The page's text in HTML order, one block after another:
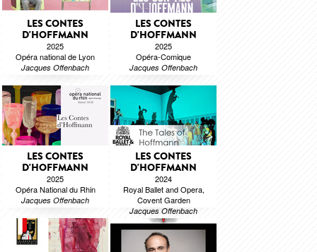
LES CONTES
D'HOFFMANN
2025
Opéra national de Lyon
Jacques Offenbach
LES CONTES
D'HOFFMANN
2025
Opéra-Comique
Jacques Offenbach
LES CONTES
D'HOFFMANN
2025
Opéra National du Rhin
Jacques Offenbach
LES CONTES
D'HOFFMANN
2024
Royal Ballet and Opera,
Covent Garden
Jacques Offenbach